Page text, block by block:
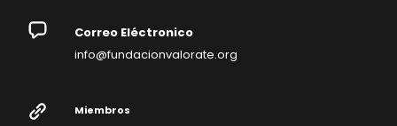
Correo Eléctronico
info@fundacionvalorate.org
Miembros